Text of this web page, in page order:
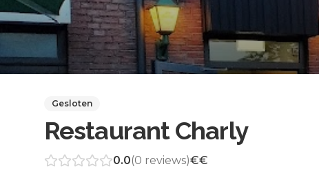
Gesloten
Restaurant Charly
0.0(0 reviews)€€